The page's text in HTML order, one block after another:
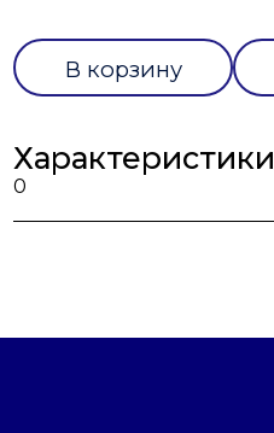
В корзину
Характеристики
0